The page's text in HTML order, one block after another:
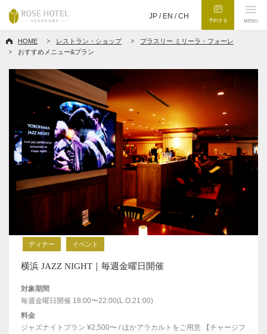
JP / EN /CH
予約する MENU
HOME レストラン・ショップ
ブラスリー ミリーラ・フォーレ
おすすめメニュー&プラン
ディナー イベント
横浜 JAZZ NIGHT｜毎週金曜日開催
対象期間
毎週金曜日開催 18:00〜22:00(L.O.21:00)
料金
ジャズナイトプラン ¥2,500〜 / ほかアラカルトをご用意 【チャージフ